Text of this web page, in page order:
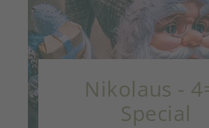
Nikolaus -
Special